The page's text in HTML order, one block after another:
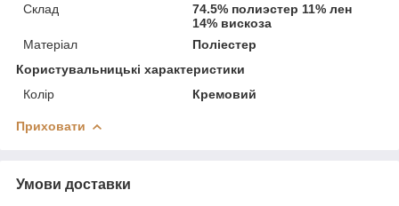
Склад
74.5% полиэстер 11% лен
14% вискоза
Матеріал
Поліестер
Користувальницькі характеристики
Колір
Кремовий
Приховати
Умови доставки